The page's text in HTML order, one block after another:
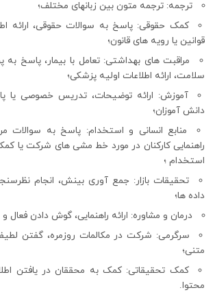
ترجمه: ترجمه متون بین زبانهای مختلف؛
کمک حقوقی: پاسخ به سوالات حقوقی، ارائه
قوانین یا رویه های قانون؛
مراقبت های بهداشتی: تعامل با بیمار، پاسخ
سلامت، ارائه اطلاعات اولیه پزشکی؛
آموزش: ارائه توضیحات، تدریس خصوصی یا
دانش آموزان؛
منابع انسانی و استخدام: پاسخ به سوالات
راهنمایی کارکنان در مورد خط‌ مشی‌ های شرکت یا
استخدام ؛
تحقیقات بازار: جمع آوری بینش، انجام
داده ها؛
درمان و مشاوره: ارائه راهنمایی، گوش دادن فعال و
سرگرمی: شرکت در مکالمات روزمره، گفتن
متنی؛
کمک تحقیقاتی: کمک به محققان در یافتن
محتوا.